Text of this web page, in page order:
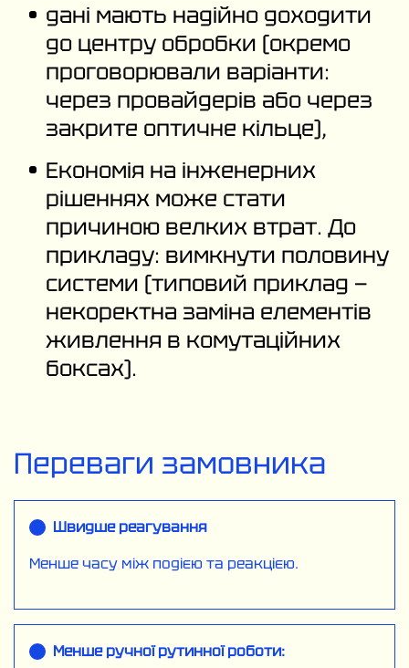
дані мають надійно доходити
до центру обробки (окремо
проговорювали варіанти:
через провайдерів або через
закрите оптичне кільце),
Економія на інженерних
рішеннях може стати
причиною велких втрат. До
прикладу: вимкнути половину
системи (типовий приклад —
некоректна заміна елементів
живлення в комутаційних
боксах).
Переваги замовника
Швидше реагування
Менше часу між подією та реакцією.
Менше ручної рутинної роботи: